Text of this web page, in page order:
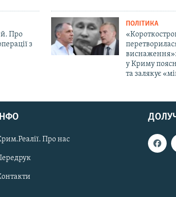
Про
з
ПОЛІТИКА
у Криму
та залякує
ІНФО
Про нас